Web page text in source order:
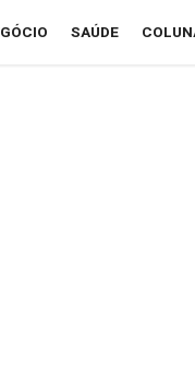
SAÚDE